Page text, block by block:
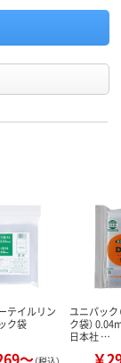
テイルリン
ク袋
～
ユニパック
ク袋）
日本社 …
￥